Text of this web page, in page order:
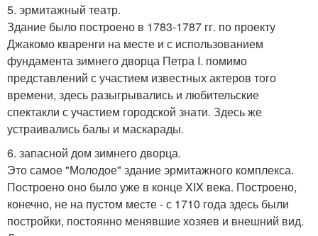
5. эрмитажный театр.
Здание было построено в 1783-1787 гг. по проекту
Джакомо кваренги на месте и с использованием
фундамента зимнего дворца Петра I. помимо
представлений с участием известных актеров того
времени, здесь разыгрывались и любительские
спектакли с участием городской знати. Здесь же
устраивались балы и маскарады.
6. запасной дом зимнего дворца.
Это самое "Молодое" здание эрмитажного комплекса.
Построено оно было уже в конце XIX века. Построено,
конечно, не на пустом месте - с 1710 года здесь были
постройки, постоянно менявшие хозяев и внешний вид.